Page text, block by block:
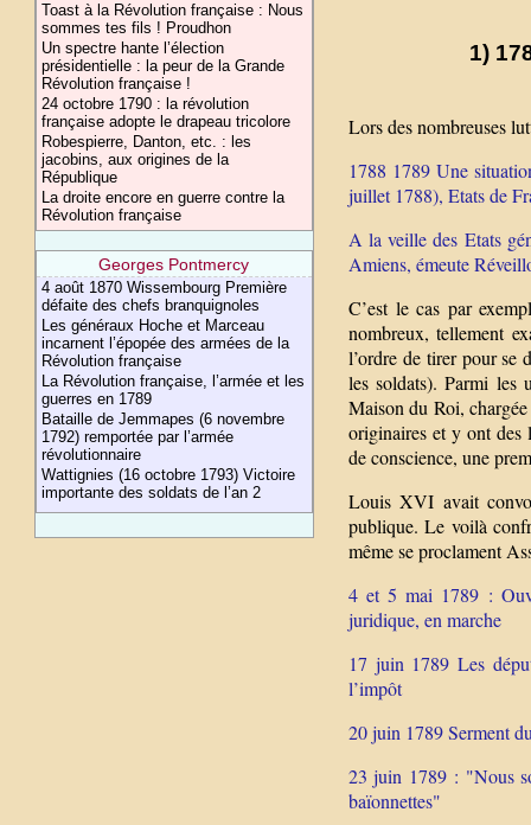
Toast à la Révolution française : Nous
sommes tes fils ! Proudhon
Un spectre hante l’élection
présidentielle : la peur de la Grande
Révolution française !
24 octobre 1790 : la révolution
française adopte le drapeau tricolore
Robespierre, Danton, etc. : les
jacobins, aux origines de la
République
La droite encore en guerre contre la
Révolution française
Georges Pontmercy
4 août 1870 Wissembourg Première
défaite des chefs branquignoles
Les généraux Hoche et Marceau
incarnent l’épopée des armées de la
Révolution française
La Révolution française, l’armée et les
guerres en 1789
Bataille de Jemmapes (6 novembre
1792) remportée par l’armée
révolutionnaire
Wattignies (16 octobre 1793) Victoire
importante des soldats de l’an 2
1)
Lors des nombreuses
1788 1789 Une
juillet 1788), Etats de
A la veille des Etats
Amiens, émeute
C’est le cas par
nombreux, tellement
l’ordre de tirer pour se
les soldats). Parmi les
Maison du Roi,
originaires et y ont
de conscience, une
Louis XVI avait
publique. Le voilà
même se proclament
4 et 5 mai 1789 :
juridique, en marche
17 juin 1789 Les
l’impôt
20 juin 1789 Serment
23 juin 1789 : "Nous
baïonnettes"